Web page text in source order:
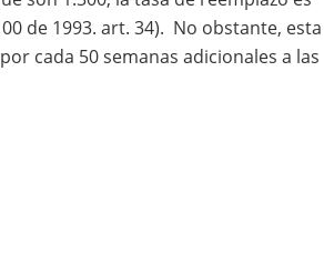
de 1993. art. 34). No obstante, esta
cada 50 semanas adicionales a las